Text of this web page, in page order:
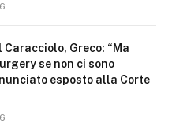
Greco: “Ma
se non ci sono
esposto alla Corte